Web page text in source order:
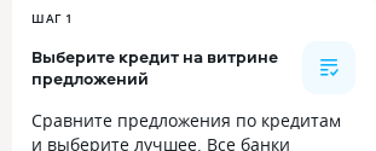
ШАГ 1
Выберите кредит на витрине
предложений
Сравните предложения по кредитам
и выберите лучшее. Все банки